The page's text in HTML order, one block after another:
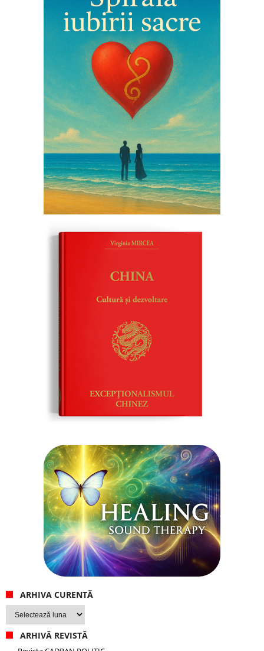
ARHIVA CURENTĂ
Arhiva
curentă
ARHIVĂ REVISTĂ